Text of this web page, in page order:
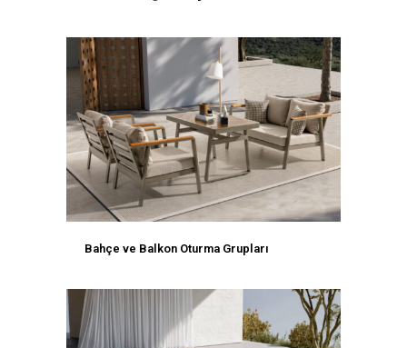
Bahçe ve Balkon Oturma Grupları